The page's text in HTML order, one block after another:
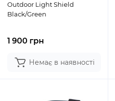
Outdoor Light Shield
Black/Green
1 900 грн
Немає в наявності